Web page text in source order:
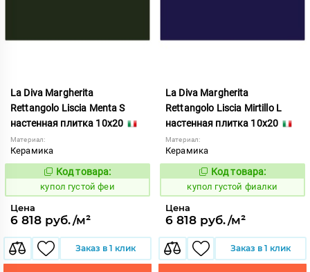
La Diva Margherita
Rettangolo Liscia Menta S
настенная плитка 10x20
Материал:
Керамика
846738
Код товара:
купол густой феи
Цена
6 818 руб./м²
Заказ в 1 клик
La Diva Margherita
Rettangolo Liscia Mirtillo L
настенная плитка 10x20
Материал:
Керамика
846739
Код товара:
купол густой фиалки
Цена
6 818 руб./м²
Заказ в 1 клик